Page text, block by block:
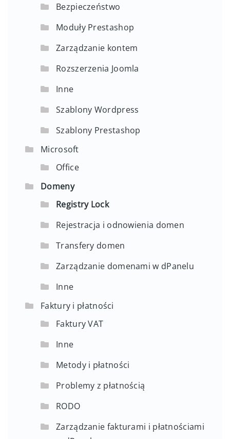
Bezpieczeństwo
Moduły Prestashop
Zarządzanie kontem
Rozszerzenia Joomla
Inne
Szablony Wordpress
Szablony Prestashop
Microsoft
Office
Domeny
Registry Lock
Rejestracja i odnowienia domen
Transfery domen
Zarządzanie domenami w dPanelu
Inne
Faktury i płatności
Faktury VAT
Inne
Metody i płatności
Problemy z płatnością
RODO
Zarządzanie fakturami i płatnościami